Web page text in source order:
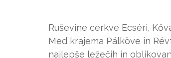
Ruševine cerkve Ecséri,
Med krajema Pálköve in
najlepše ležečih in